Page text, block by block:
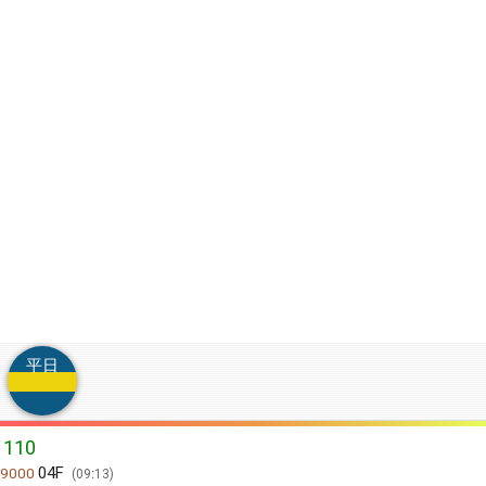
平日
110
9000 04F 09:13